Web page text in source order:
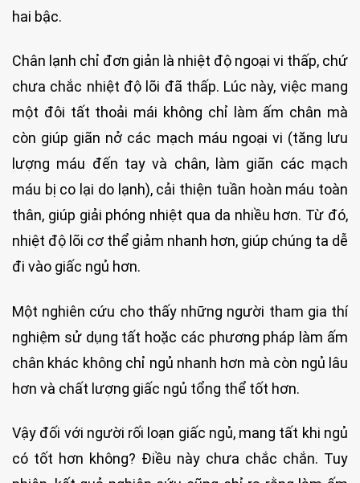
hai bậc.
Chân lạnh chỉ đơn giản là nhiệt độ ngoại vi thấp, chứ
chưa chắc nhiệt độ lõi đã thấp. Lúc này, việc mang
một đôi tất thoải mái không chỉ làm ấm chân mà
còn giúp giãn nở các mạch máu ngoại vi (tăng lưu
lượng máu đến tay và chân, làm giãn các mạch
máu bị co lại do lạnh), cải thiện tuần hoàn máu toàn
thân, giúp giải phóng nhiệt qua da nhiều hơn. Từ đó,
nhiệt độ lõi cơ thể giảm nhanh hơn, giúp chúng ta dễ
đi vào giấc ngủ hơn.
Một nghiên cứu cho thấy những người tham gia thí
nghiệm sử dụng tất hoặc các phương pháp làm ấm
chân khác không chỉ ngủ nhanh hơn mà còn ngủ lâu
hơn và chất lượng giấc ngủ tổng thể tốt hơn.
Vậy đối với người rối loạn giấc ngủ, mang tất khi ngủ
có tốt hơn không? Điều này chưa chắc chắn. Tuy